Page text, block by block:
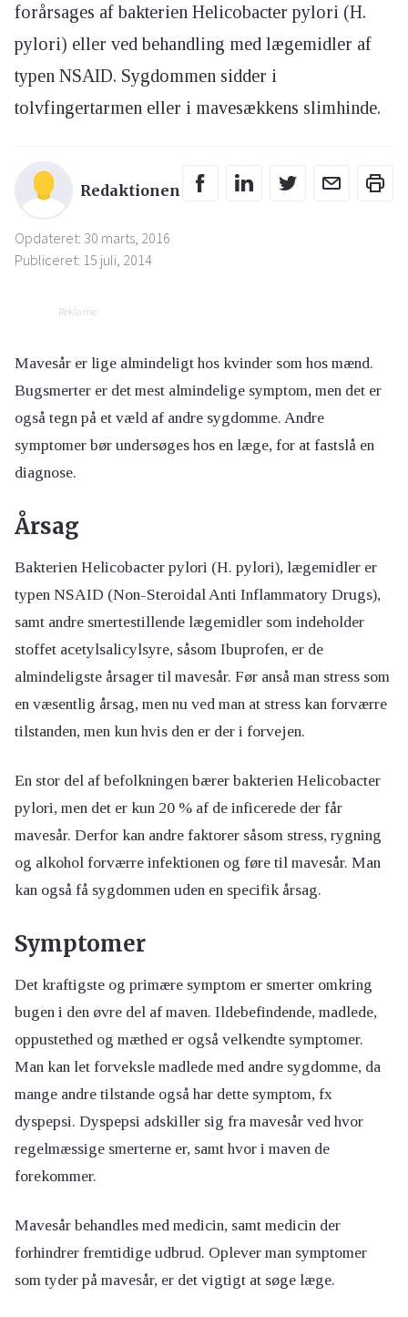
forårsages af bakterien Helicobacter pylori (H.
pylori) eller ved behandling med lægemidler af
typen NSAID. Sygdommen sidder i
tolvfingertarmen eller i mavesækkens slimhinde.
Redaktionen
Opdateret: 30 marts, 2016
Publiceret: 15 juli, 2014
Reklame:
Mavesår er lige almindeligt hos kvinder som hos mænd.
Bugsmerter er det mest almindelige symptom, men det er
også tegn på et væld af andre sygdomme. Andre
symptomer bør undersøges hos en læge, for at fastslå en
diagnose.
Årsag
Bakterien Helicobacter pylori (H. pylori), lægemidler er
typen NSAID (Non-Steroidal Anti Inflammatory Drugs),
samt andre smertestillende lægemidler som indeholder
stoffet acetylsalicylsyre, såsom Ibuprofen, er de
almindeligste årsager til mavesår. Før anså man stress som
en væsentlig årsag, men nu ved man at stress kan forværre
tilstanden, men kun hvis den er der i forvejen.
En stor del af befolkningen bærer bakterien Helicobacter
pylori, men det er kun 20 % af de inficerede der får
mavesår. Derfor kan andre faktorer såsom stress, rygning
og alkohol forværre infektionen og føre til mavesår. Man
kan også få sygdommen uden en specifik årsag.
Symptomer
Det kraftigste og primære symptom er smerter omkring
bugen i den øvre del af maven. Ildebefindende, madlede,
oppustethed og mæthed er også velkendte symptomer.
Man kan let forveksle madlede med andre sygdomme, da
mange andre tilstande også har dette symptom, fx
dyspepsi. Dyspepsi adskiller sig fra mavesår ved hvor
regelmæssige smerterne er, samt hvor i maven de
forekommer.
Mavesår behandles med medicin, samt medicin der
forhindrer fremtidige udbrud. Oplever man symptomer
som tyder på mavesår, er det vigtigt at søge læge.